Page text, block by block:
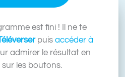
est fini ! Il ne te
puis accéder à
admirer le résultat en
les boutons.